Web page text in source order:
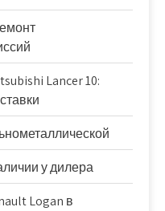
Lancer 10:
у дилера
Logan в